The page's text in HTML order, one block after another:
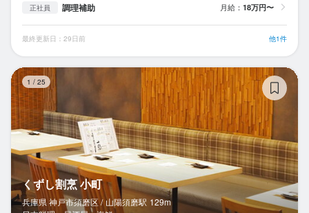
正社員 調理補助 月給： 18万円〜
最終更新日：29日前 他1件
1 / 25
くずし割烹 小町
兵庫県 神戸市須磨区 / 山陽須磨駅 129m